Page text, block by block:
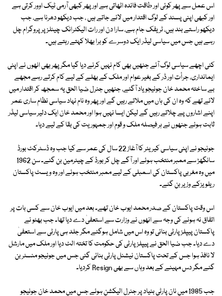
اس عمل سے پھر کوئی اور طاقت فائدہ اٹھاتی ہے اور پھر کبھی آرمی ٹیک اوور کرتی ہے
اور کبھی اپنی پسند کے لوگ اقتدار میں لائے جاتے ہیں ، جب دیکھو دھرنا ہے، جب
دیکھو راستے بند ہیں، ٹریفک جام ہے، سارا دن اور رات الیکٹرانک چینلز پر پروگرام چل
رہے ہیں جس میں سیاسی لیڈر ایک دوسرے کو برا بھلا کہتے رہتے ہیں۔
کئی اچھے سیاسی لوگ آئے جنھیں بھی کام نہیں کرنے دیا گیا مگر پھر بھی انھوں نے اپنی
ایمانداری، جرأت اور ڈر کے بغیر عوام اور ملک کے بھلے کے لیے کام کرتے رہے مجھے
بے ساختہ محمد خان جونیجو یاد آگئے، جنھیں جنرل ضیا الحق یہ سمجھ کر اقتدار میں
لائے تھے کہ وہ ان کی ہاں میں ملاتے رہیں گے اور پھر وہ نام نہاد سیاسی نظام ساری عمر
اپنے اشاروں پے چلاتے رہیں گے لیکن ایسا نہیں ہوا اور محمد خان ایک دلیر سیاسی لیڈر
ثابت ہوئے جنھوں نے ہر فیصلہ ملک و قوم اور جمہوریت کی بقا کے لیے دیا۔
جونیجو نے اپنی سیاسی کیریئر کا آغاز 22 سال کی عمر سے کیا جب وہ ڈسٹرکٹ بورڈ
سانگھڑ سے ممبر منتخب ہوئے اور آگے چل کر بورڈ کے چیئرمین بن گئے۔ سن 1962
میں وہ مغربی پاکستان کی اسمبلی کے لیے ممبر منتخب ہوئے اور وہ ویسٹ پاکستان
ریلویزکے وزیر بن گئے۔
اس وقت پاکستان کے صدر محمد ایوب خان تھے۔ بعد میں ایوب خان سے کسی بات پر
اتفاق نہ ہونے کی وجہ سے انھوں نے وزارت سے استعفیٰ دے دیا تھا۔ جب بھٹو نے
پاکستان پیپلز پارٹی بنائی تو وہ اس میں شامل ہوگئے مگر جلد ہی پارٹی سے استعفیٰ
دے دیا۔ جب ضیا الحق نے پیپلزپارٹی کی حکومت کا تختہ الٹ دیا اور ملک میں مارشل
لا نافذ ہوا جس کے تحت پاکستان نیشنل پارٹی بنائی گئی جس میں جونیجو منسٹر بن
گئے مگر دس مہینے کے بعد وہاں سے بھی Resign کردیا۔
جب 1985 میں نان پارٹی بنیاد پر جنرل الیکشن ہوئے جس میں محمد خان جونیجو